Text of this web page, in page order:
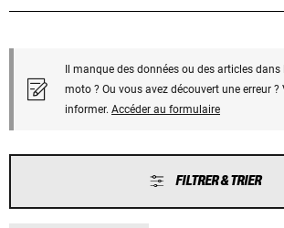
Il manque des données ou des articles dans
moto ? Ou vous avez découvert une erreur ?
informer. Accéder au formulaire
FILTRER & TRIER